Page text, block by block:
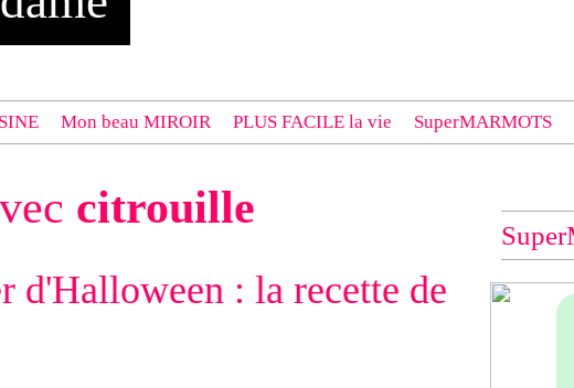
Mon beau MIROIR PLUS FACILE la vie SuperMARMOTS
Annie", "Veste Rue Cambon")... à défaut, impossible de te les
citrouille
d'Halloween : la recette de